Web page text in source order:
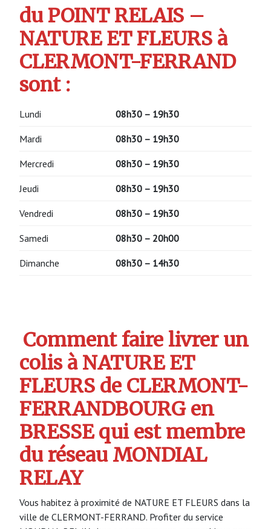
du POINT RELAIS –
NATURE ET FLEURS à
CLERMONT-FERRAND
sont :
Lundi 08h30 – 19h30
Mardi 08h30 – 19h30
Mercredi 08h30 – 19h30
Jeudi 08h30 – 19h30
Vendredi 08h30 – 19h30
Samedi 08h30 – 20h00
Dimanche 08h30 – 14h30
Comment faire livrer un
colis à NATURE ET
FLEURS de CLERMONT-
FERRANDBOURG en
BRESSE qui est membre
du réseau MONDIAL
RELAY
Vous habitez à proximité de NATURE ET FLEURS dans la
ville de CLERMONT-FERRAND. Profiter du service